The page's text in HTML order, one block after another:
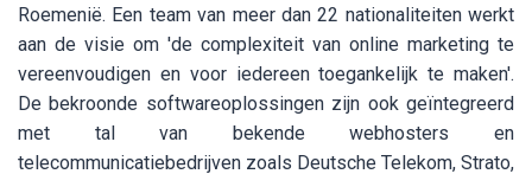
Roemenië. Een team van meer dan 22 nationaliteiten werkt
aan de visie om 'de complexiteit van online marketing te
vereenvoudigen en voor iedereen toegankelijk te maken'.
De bekroonde softwareoplossingen zijn ook geïntegreerd
met tal van bekende webhosters en
telecommunicatiebedrijven zoals Deutsche Telekom, Strato,